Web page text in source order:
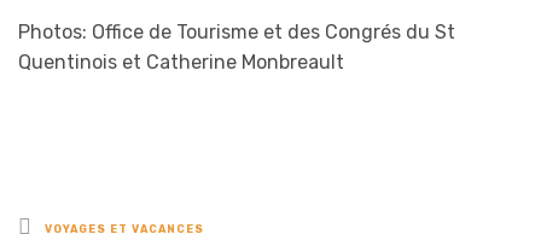
Photos: Office de Tourisme et des Congrés du St
Quentinois et Catherine Monbreault
Posted
VOYAGES ET VACANCES